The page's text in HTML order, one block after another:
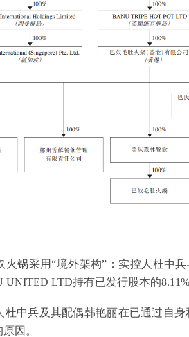
火锅采用“境外架构”：实控人杜中
UNITED LTD持有已发行股本的
中兵及其配偶韩艳丽在已通过自
因。